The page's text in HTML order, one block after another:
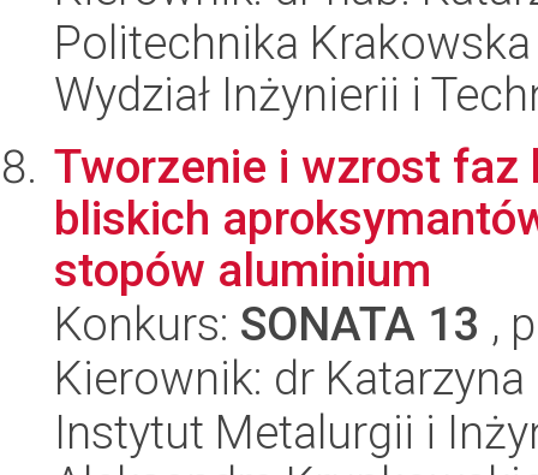
Politechnika
Wydział Inżynierii i
Tworzenie i wzrost
bliskich
stopów aluminium
Konkurs: SONATA 13 ,
Kierownik: dr Katarzyna
Instytut Metalurgii i